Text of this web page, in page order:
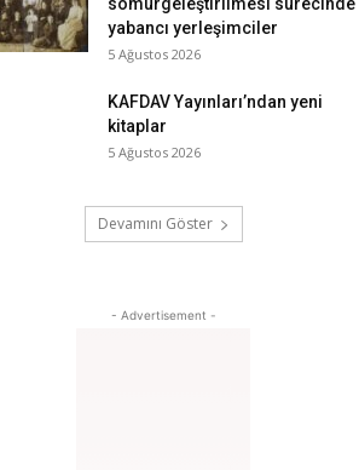
yabancı yerleşimciler
5 Ağustos 2026
KAFDAV Yayınları’ndan yeni
kitaplar
5 Ağustos 2026
Devamını Göster
- Advertisement -